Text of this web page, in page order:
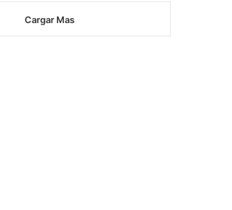
Cargar Mas